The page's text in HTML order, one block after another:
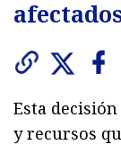
Esta
y recursos